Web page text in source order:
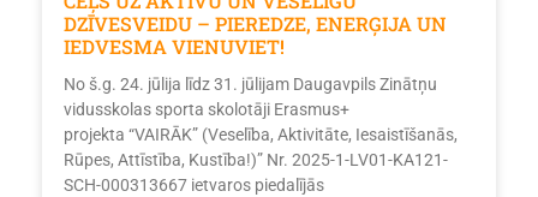
DZĪVESVEIDU – PIEREDZE, ENERĢIJA UN
IEDVESMA VIENUVIET!
No š.g. 24. jūlija līdz 31. jūlijam Daugavpils Zinātņu
vidusskolas sporta skolotāji Erasmus+
projekta “VAIRĀK” (Veselība, Aktivitāte, Iesaistīšanās,
Rūpes, Attīstība, Kustība!)” Nr. 2025-1-LV01-KA121-
SCH-000313667 ietvaros piedalījās